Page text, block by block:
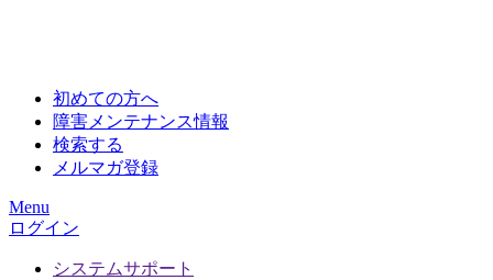
初めての方へ
障害メンテナンス情報
検索する
メルマガ登録
Menu
ログイン
システムサポート